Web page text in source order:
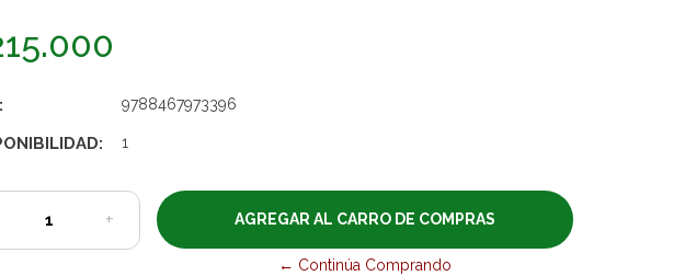
9788467973396
1
+
← Continúa Comprando